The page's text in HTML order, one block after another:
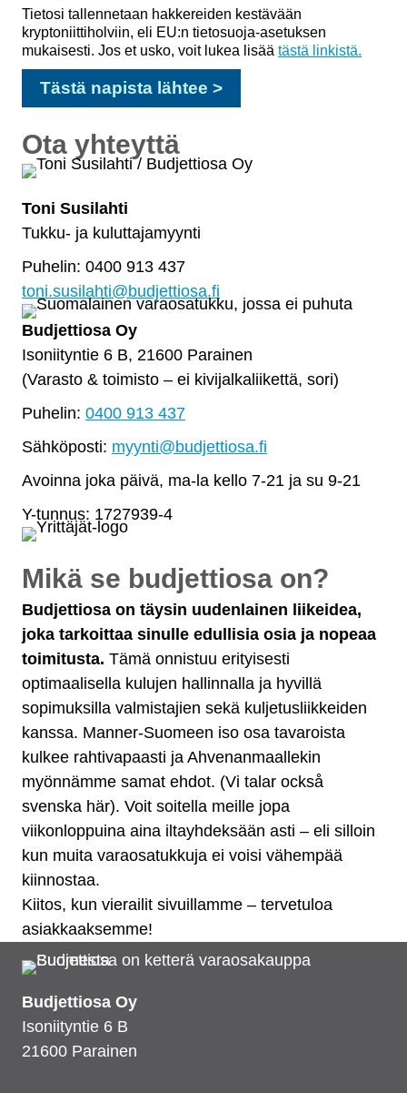
Tietosi tallennetaan hakkereiden kestävään
kryptoniittiholviin, eli EU:n tietosuoja-asetuksen
mukaisesti. Jos et usko, voit lukea lisää tästä linkistä.
Ota yhteyttä
Toni Susilahti
Tukku- ja kuluttajamyynti
Puhelin: 0400 913 437
toni.susilahti@budjettiosa.fi
Budjettiosa Oy
Isoniityntie 6 B, 21600 Parainen
(Varasto & toimisto – ei kivijalkaliikettä, sori)
Puhelin: 0400 913 437
Sähköposti: myynti@budjettiosa.fi
Avoinna joka päivä, ma-la kello 7-21 ja su 9-21
Y-tunnus: 1727939-4
Mikä se budjettiosa on?
Budjettiosa on täysin uudenlainen liikeidea,
joka tarkoittaa sinulle edullisia osia ja nopeaa
toimitusta. Tämä onnistuu erityisesti
optimaalisella kulujen hallinnalla ja hyvillä
sopimuksilla valmistajien sekä kuljetusliikkeiden
kanssa. Manner-Suomeen iso osa tavaroista
kulkee rahtivapaasti ja Ahvenanmaallekin
myönnämme samat ehdot. (Vi talar också
svenska här). Voit soitella meille jopa
viikonloppuina aina iltayhdeksään asti – eli silloin
kun muita varaosatukkuja ei voisi vähempää
kiinnostaa.
Kiitos, kun vierailit sivuillamme – tervetuloa
asiakkaaksemme!
Budjettiosa Oy
Isoniityntie 6 B
21600 Parainen